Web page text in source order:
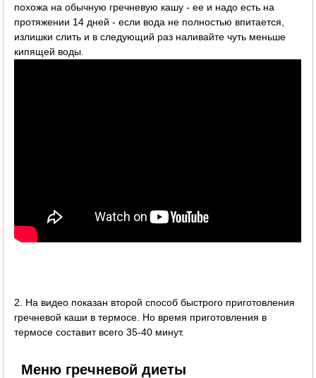
похожа на обычную гречневую кашу - ее и надо есть на
протяжении 14 дней - если вода не полностью впитается,
излишки слить и в следующий раз наливайте чуть меньше
кипящей воды.
2. На видео показан второй способ быстрого приготовления
гречневой каши в термосе. Но время приготовления в
термосе составит всего 35-40 минут.
Меню гречневой диеты